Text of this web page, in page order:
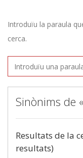
Introduïu la paraula
cerca.
Sinònims de
Resultats de la
resultats)